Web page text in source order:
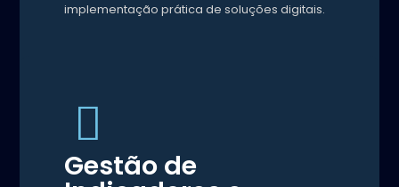
implementação prática de soluções digitais.
Gestão de